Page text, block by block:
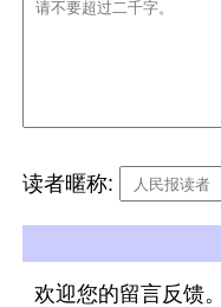
读者暱称:
欢迎您的留言反馈。